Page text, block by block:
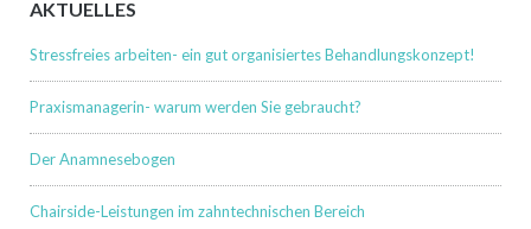
AKTUELLES
Stressfreies arbeiten- ein gut organisiertes Behandlungskonzept!
Praxismanagerin- warum werden Sie gebraucht?
Der Anamnesebogen
Chairside-Leistungen im zahntechnischen Bereich